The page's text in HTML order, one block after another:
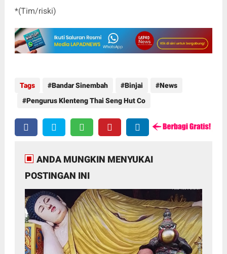
*(Tim/riski)
Tags Bandar Sinembah Binjai
News
Pengurus Klenteng Thai Seng Hut Co
ANDA MUNGKIN MENYUKAI
POSTINGAN INI